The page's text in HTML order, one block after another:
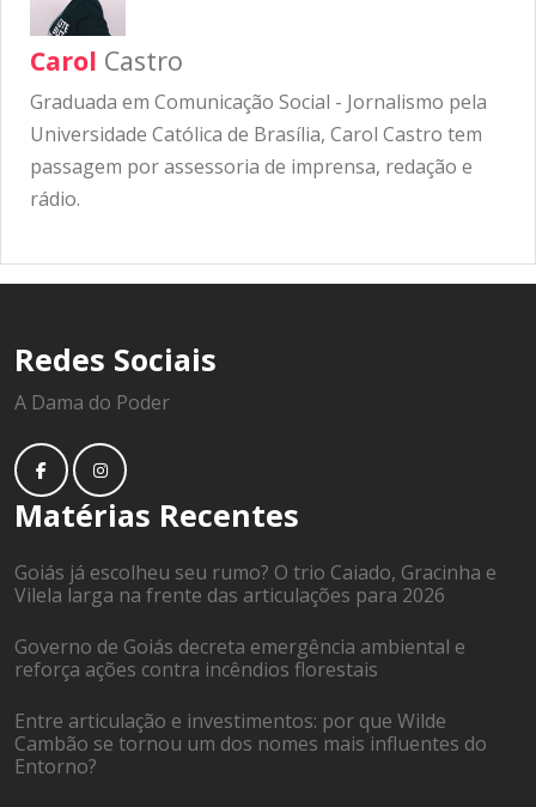
Carol Castro
Graduada em Comunicação Social - Jornalismo pela
Universidade Católica de Brasília, Carol Castro tem
passagem por assessoria de imprensa, redação e
rádio.
Redes Sociais
A Dama do Poder
Matérias Recentes
Goiás já escolheu seu rumo? O trio Caiado, Gracinha e
Vilela larga na frente das articulações para 2026
Governo de Goiás decreta emergência ambiental e
reforça ações contra incêndios florestais
Entre articulação e investimentos: por que Wilde
Cambão se tornou um dos nomes mais influentes do
Entorno?